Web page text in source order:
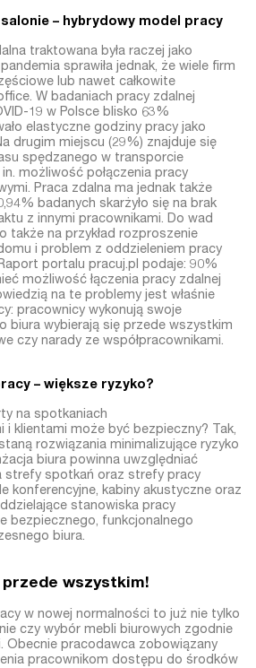
– hybrydowy model pracy
traktowana była raczej jako
sprawiła jednak, że wiele firm
lub nawet całkowite
W badaniach pracy zdalnej
19 w Polsce blisko 63%
elastyczne godziny pracy jako
drugim miejscu (29%) znajduje się
spędzanego w transporcie
możliwość połączenia pracy
Praca zdalna ma jednak także
badanych skarżyło się na brak
z innymi pracownikami. Do wad
także na przykład rozproszenie
i problem z oddzieleniem pracy
portalu pracuj.pl podaje: 90%
możliwość łączenia pracy zdalnej
na te problemy jest właśnie
pracownicy wykonują swoje
biura wybierają się przede wszystkim
czy narady ze współpracownikami.
– większe ryzyko?
na spotkaniach
i klientami może być bezpieczny? Tak,
rozwiązania minimalizujące ryzyko
biura powinna uwzględniać
strefy spotkań oraz strefy pracy
konferencyjne, kabiny akustyczne oraz
stanowiska pracy
bezpiecznego, funkcjonalnego
biura.
wszystkim!
w nowej normalności to już nie tylko
czy wybór mebli biurowych zgodnie
Obecnie pracodawca zobowiązany
pracownikom dostępu do środków